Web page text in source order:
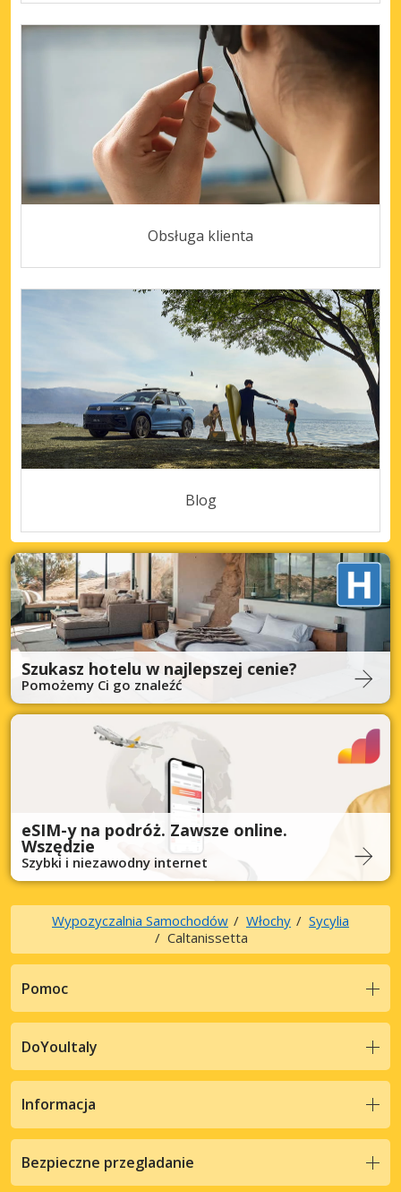
Obsługa klienta
Blog
Szukasz hotelu w najlepszej cenie?
Pomożemy Ci go znaleźć
eSIM-y na podróż. Zawsze online.
Wszędzie
Szybki i niezawodny internet
Wypozyczalnia Samochodów Włochy
Sycylia
Caltanissetta
Pomoc
DoYouItaly
Informacja
Bezpieczne przegladanie